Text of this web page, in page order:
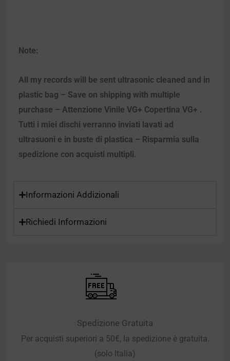
Note:
All my records will be sent ultrasonic cleaned and in
plastic bag – Save on shipping with multiple
purchase – Attenzione Vinile VG+ Copertina VG+ .
Tutti i miei dischi verranno inviati lavati ad
ultrasuoni e in buste di plastica – Risparmia sulla
spedizione con acquisti multipli.
Informazioni Addizionali
Richiedi Informazioni
Spedizione Gratuita
Per acquisti superiori a 50€, la spedizione è gratuita.
(solo Italia)